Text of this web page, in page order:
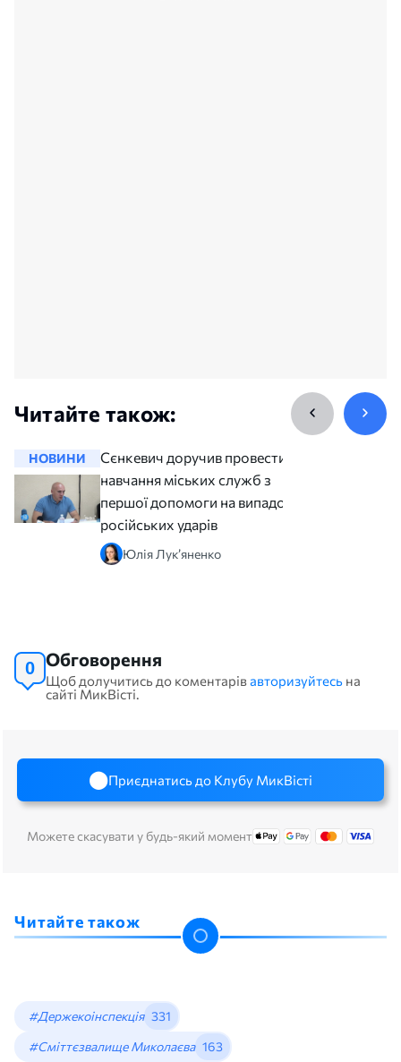
Читайте також:
НОВИНИ
Сєнкевич доручив провести
навчання міських служб з
першої допомоги на випадок
російських ударів
Юлія Лук’яненко
0 Обговорення
Щоб долучитись до коментарівавторизуйтесь на
сайті МикВісті.
Приєднатись до Клубу МикВісті
Можете скасувати у будь-який момент
Читайте також
#Держекоінспекція 331
#Сміттєзвалище Миколаєва 163